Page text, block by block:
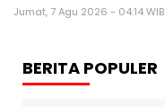
Jumat, 7 Agu 2026 - 04:14 WIB
BERITA POPULER